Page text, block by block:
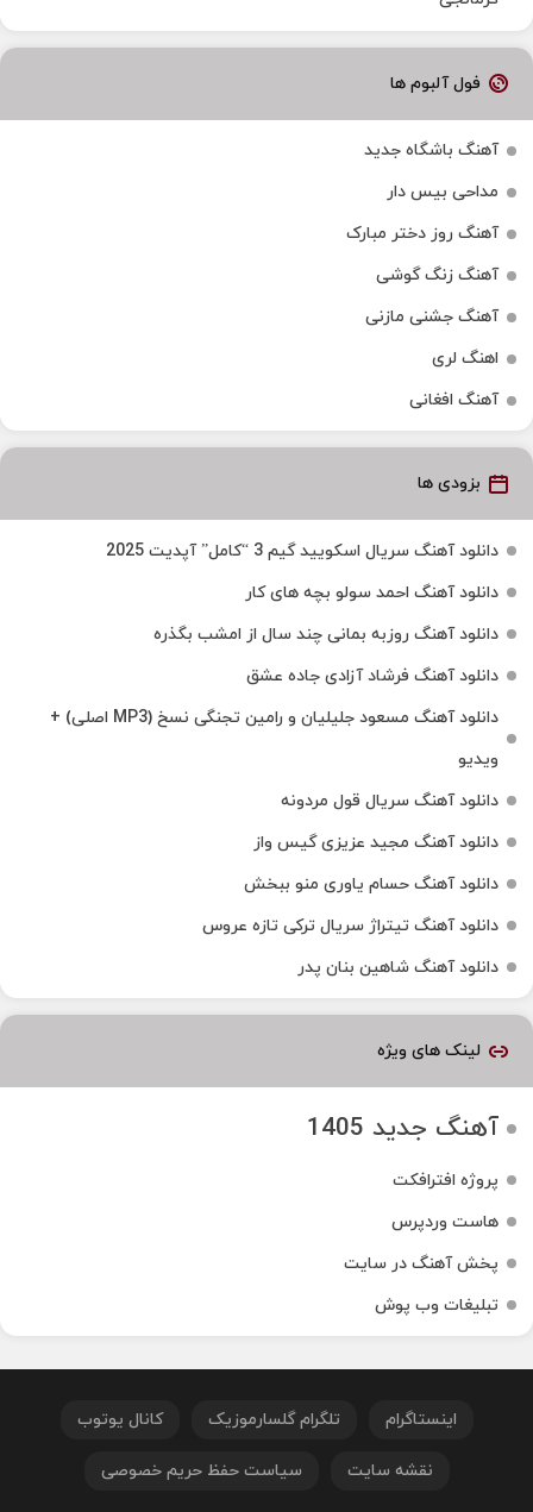
فول آلبوم ها
آهنگ باشگاه جدید
مداحی بیس دار
آهنگ روز دختر مبارک
آهنگ زنگ گوشی
آهنگ جشنی مازنی
اهنگ لری
آهنگ افغانی
بزودی ها
دانلود آهنگ سریال اسکویید گیم 3 “کامل” آپدیت 2025
دانلود آهنگ احمد سولو بچه های کار
دانلود آهنگ روزبه بمانی چند سال از امشب بگذره
دانلود آهنگ فرشاد آزادی جاده عشق
دانلود آهنگ مسعود جلیلیان و رامین تجنگی نسخ (MP3 اصلی) +
ویدیو
دانلود آهنگ سریال قول مردونه
دانلود آهنگ مجید عزیزی گیس واز
دانلود آهنگ حسام یاوری منو ببخش
دانلود آهنگ تیتراژ سریال ترکی تازه عروس
دانلود آهنگ شاهین بنان پدر
لینک های ویژه
آهنگ جدید 1405
پروژه افترافکت
هاست وردپرس
پخش آهنگ در سایت
تبلیغات وب پوش
اینستاگرام تلگرام گلسارموزیک کانال یوتوب
نقشه سایت سیاست حفظ حریم خصوصی